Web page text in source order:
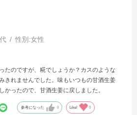
性別:女性
たのですが、糀でしょうか？カスのような
きれませんでした。味もいつもの甘酒生姜
かったので、甘酒生姜に戻しました。
参考になった 0 Like! 0